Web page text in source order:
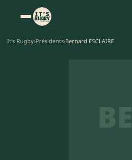
It's Rugby›Présidents›Bernard ESCLAIRE
BE